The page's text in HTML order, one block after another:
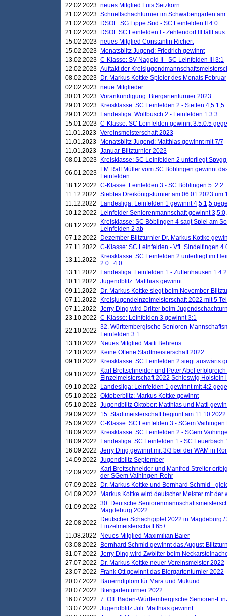
22.02.2023 neues Mitglied Luis Setzkorn
21.02.2023 Schnellschachturnier im Schwabengarten
21.02.2023
DSOL: SG Lippe Süd - SC Leinfelden II 4:0
21.02.2023
DSOL SC Leinfelden I - Zehlendorf III fällt aus
15.02.2023 neues Mitglied Constantin Richert
15.02.2023
Monatsblitz Jugend: Friedrich gewinnt
13.02.2023 C-Klasse: SV Nagold II - SC Leinfelden III 3:1
12.02.2023 Auftakt der
08.02.2023
Dr. Markus Kottke Spieler des Monats Februar
02.02.2023 neue Mitglieder
30.01.2023 Vorankündigung: Biergartenturnier 2023
29.01.2023
Kreisklasse: SC Leinfelden 2 - Stetten 4,5:1,5
29.01.2023
Landesliga: Wolfbusch 2 - Leinfelden 1 3:3
15.01.2023 C-Klasse: SC Leinfelden gewinnt 3,5:0,5
11.01.2023 Vereinsmeisterschaft 2023
11.01.2023
Monatsblitz Jugend: Matthias gewinnt mit 7/7
11.01.2023 Januar-Blitzturnier 2023
08.01.2023
Kreisklasse: SC Leinfelden 2 unterliegt
06.01.2023
FM Ralf Müller vom SC Böblingen gewinnt
Leinfelden
18.12.2022 C-Klasse: Leinfelden 3 - SC Böblingen 5. 2:2
11.12.2022
Siebtes Dreikönigsturnier am 06.01.2023 um
11.12.2022
Landesliga: Leinfelden 1 gewinnt 4,5:1,5
10.12.2022
Leinfelder Seniorenmannschaft gewinnt
08.12.2022
Kreisklasse: SC Böblingen 4 sagt Spiel am
Leinfelden 2 ab
07.12.2022
Dezember Blitzturnier Dr. Markus Kottke
27.11.2022
C-Klasse: SC Leinfelden - VfL Sindelfingen 4
13.11.2022
Kreisklasse: SC Leinfelden 2 unterliegt im
2.0 : 4.0
13.11.2022
Landesliga: Leinfelden 1 - Zuffenhausen 1 4:2
10.11.2022
Jugendblitz: Matthias gewinnt
09.11.2022
Dr. Markus Kottke siegt beim November-
07.11.2022
Kreisjugendeinzelmeisterschaft 2022 mit 5
07.11.2022
Jerry Ding wird Dritter beim
23.10.2022 C-Klasse: Leinfelden 3 gewinnt 3:1
22.10.2022 32. Württembergische Senioren-
Leinfelden 3:1
13.10.2022
Neues Mitglied Matti Behrens
12.10.2022
Keine Offene Stadtmeisterschaft 2022
09.10.2022
Kreisklasse: SC Leinfelden 2 siegt auswärts
09.10.2022
Karl Brettschneider und Peter Abel
Einzelmeisterschaft 2022 Schleswig Holstein
09.10.2022
Landesliga: Leinfelden 1 gewinnt mit 4:2
05.10.2022 Oktoberblitz: Markus Kottke gewinnt
05.10.2022 Jugendblitz Oktober: Matthias und Matti
29.09.2022
15. Stadtmeisterschaft beginnt am 11.10.2022
25.09.2022 C-Klasse: SC Leinfelden 3 - SGem Vaihingen
18.09.2022
Kreisklasse: SC Leinfelden 2 - SGem
18.09.2022
Landesliga: SC Leinfelden 1 - SC Feuerbach
16.09.2022 Jerry Ding gewinnt mit 3/3 bei der WAM in
14.09.2022 Jugendblitz September
12.09.2022
Karl Brettschneider und Manfred Streiter
der SGem Vaihingen-Rohr
07.09.2022
Dr. Markus Kottke und Bernhard Schmid -
04.09.2022
Markus Kottke wird deutscher Meister mit
01.09.2022 30. Deutsche
Magdeburg 2022
22.08.2022
Deutscher Schachgipfel 2022 in Magdeburg
Einzelmeisterschaft 65+
11.08.2022
Neues Mitglied Maximilian Baier
03.08.2022
Bernhard Schmid gewinnt das August-
31.07.2022 Jerry Ding wird Zwölfter beim
27.07.2022
Dr. Markus Kottke neuer Vereinsmeister 2022
23.07.2022
Frank Ott gewinnt das Biergartenturnier 2022
20.07.2022
Bauerndiplom für Mara und Mukund
20.07.2022
Biergartenturnier 2022
16.07.2022 7. Off. Baden-Württembergische Senioren-
13.07.2022 Jugendblitz Juli: Matthias gewinnt